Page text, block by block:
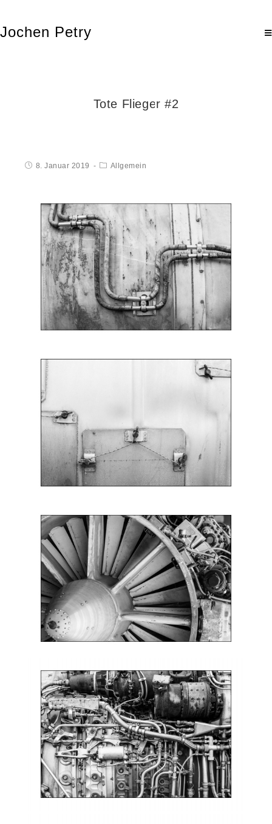
Jochen Petry
Tote Flieger #2
8. Januar 2019 Allgemein